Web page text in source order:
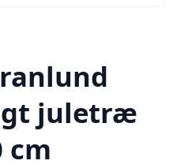
juletræ
cm